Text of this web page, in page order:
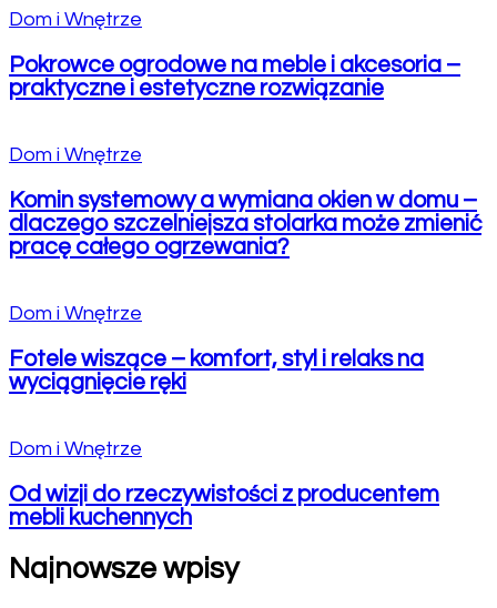
Dom i Wnętrze
Pokrowce ogrodowe na meble i akcesoria –
praktyczne i estetyczne rozwiązanie
Dom i Wnętrze
Komin systemowy a wymiana okien w domu –
dlaczego szczelniejsza stolarka może zmienić
pracę całego ogrzewania?
Dom i Wnętrze
Fotele wiszące – komfort, styl i relaks na
wyciągnięcie ręki
Dom i Wnętrze
Od wizji do rzeczywistości z producentem
mebli kuchennych
Najnowsze wpisy